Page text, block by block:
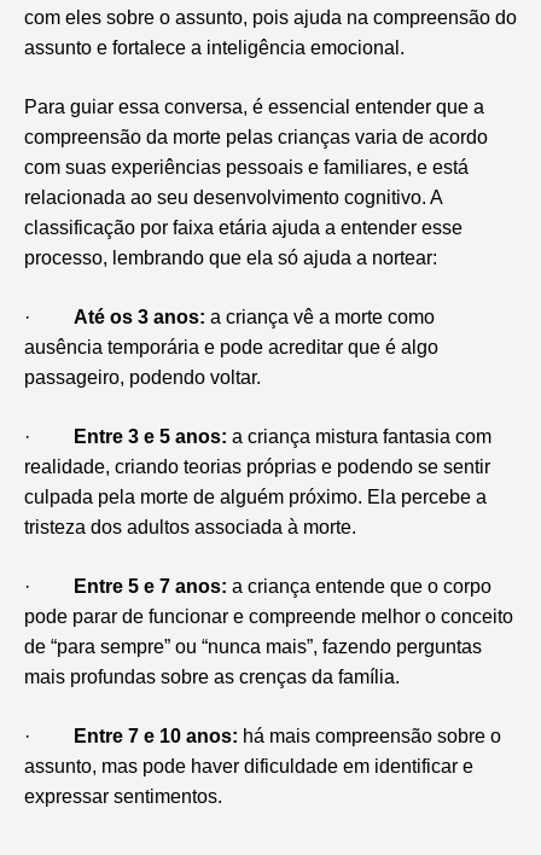
com eles sobre o assunto, pois ajuda na compreensão do
assunto e fortalece a inteligência emocional.
Para guiar essa conversa, é essencial entender que a
compreensão da morte pelas crianças varia de acordo
com suas experiências pessoais e familiares, e está
relacionada ao seu desenvolvimento cognitivo. A
classificação por faixa etária ajuda a entender esse
processo, lembrando que ela só ajuda a nortear:
· Até os 3 anos: a criança vê a morte como
ausência temporária e pode acreditar que é algo
passageiro, podendo voltar.
· Entre 3 e 5 anos: a criança mistura fantasia com
realidade, criando teorias próprias e podendo se sentir
culpada pela morte de alguém próximo. Ela percebe a
tristeza dos adultos associada à morte.
· Entre 5 e 7 anos: a criança entende que o corpo
pode parar de funcionar e compreende melhor o conceito
de “para sempre” ou “nunca mais”, fazendo perguntas
mais profundas sobre as crenças da família.
· Entre 7 e 10 anos: há mais compreensão sobre o
assunto, mas pode haver dificuldade em identificar e
expressar sentimentos.